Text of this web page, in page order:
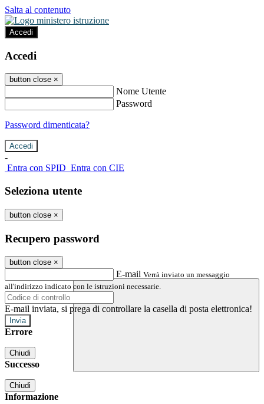
Salta al contenuto
Accedi
Accedi
button close ×
Nome Utente
Password
Password dimenticata?
-
Entra con SPID Entra con CIE
Seleziona utente
button close ×
Recupero password
button close ×
E-mail Verrà inviato un messaggio
all'indirizzo indicato con le istruzioni necessarie.
E-mail inviata, si prega di controllare la casella di posta elettronica!
Errore
Chiudi
Successo
Chiudi
Informazione